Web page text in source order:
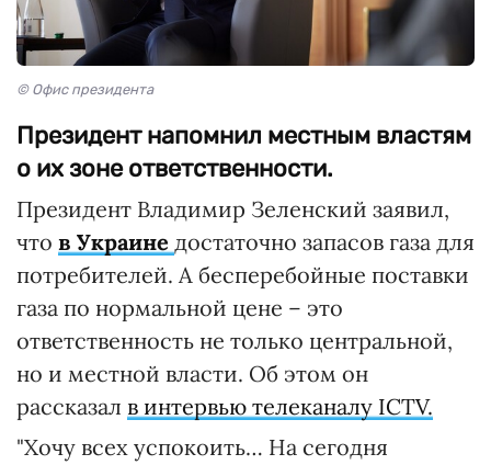
© Офис президента
Президент напомнил местным властям
о их зоне ответственности.
Президент Владимир Зеленский заявил,
что в Украине достаточно запасов газа для
потребителей. А бесперебойные поставки
газа по нормальной цене – это
ответственность не только центральной,
но и местной власти. Об этом он
рассказал в интервью телеканалу ICTV.
"Хочу всех успокоить… На сегодня